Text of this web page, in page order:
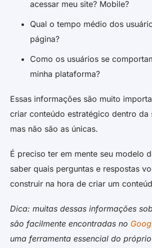
acessar meu site? Mobile?
Qual o tempo médio dos
página?
Como os usuários se
minha plataforma?
Essas informações são muito
criar conteúdo estratégico dentro da
mas não são as únicas.
É preciso ter em mente seu modelo
saber quais perguntas e respostas
construir na hora de criar um
Dica: muitas dessas informações
são facilmente encontradas no
uma ferramenta essencial do